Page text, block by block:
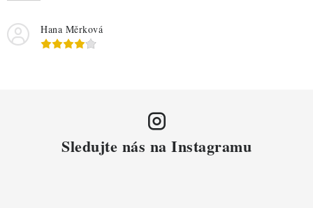
Hana Měrková
Sledujte nás na Instagramu